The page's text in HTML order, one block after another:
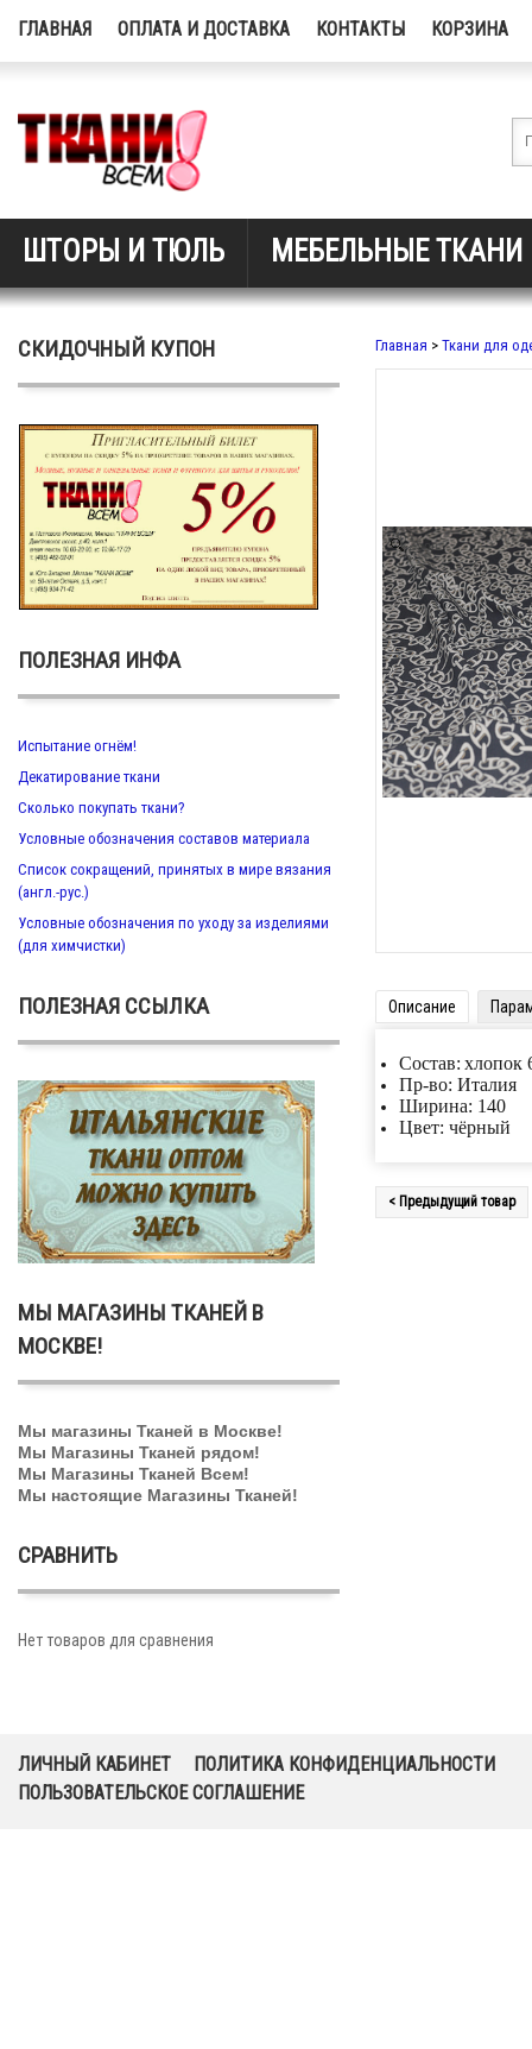
ГЛАВНАЯ ОПЛАТА И ДОСТАВКА КОНТАКТЫ КОРЗИНА
ШТОРЫ И ТЮЛЬ МЕБЕЛЬНЫЕ ТКАНИ
СКИДОЧНЫЙ КУПОН
ПОЛЕЗНАЯ ИНФА
Испытание огнём!
Декатирование ткани
Сколько покупать ткани?
Условные обозначения составов материала
Список сокращений, принятых в мире вязания
(англ.-рус.)
Условные обозначения по уходу за изделиями
(для химчистки)
ПОЛЕЗНАЯ ССЫЛКА
МЫ МАГАЗИНЫ ТКАНЕЙ В
МОСКВЕ!
Мы магазины Тканей в Москве!
Мы Магазины Тканей рядом!
Мы Магазины Тканей Всем!
Мы настоящие Магазины Тканей!
СРАВНИТЬ
Нет товаров для сравнения
Главная > Ткани для
Zoom
Описание
Состав: хлопок
Пр-во: Италия
Ширина: 140
Цвет: чёрный
< Предыдущий товар
ЛИЧНЫЙ КАБИНЕТ
ПОЛИТИКА КОНФИДЕНЦИАЛЬНОСТИ
ПОЛЬЗОВАТЕЛЬСКОЕ СОГЛАШЕНИЕ